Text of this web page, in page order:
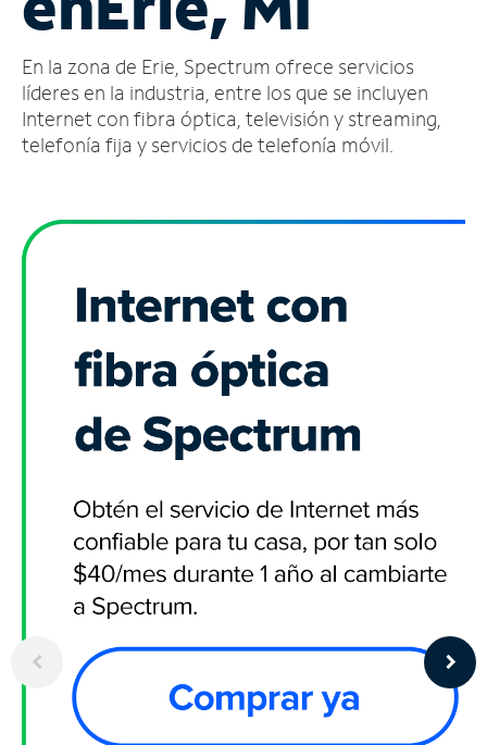
cuenta
Encuentra
una
tienda
En la zona de Erie, Spectrum ofrece servicios
líderes en la industria, entre los que se incluyen
Internet con fibra óptica, televisión y streaming,
telefonía fija y servicios de telefonía móvil.